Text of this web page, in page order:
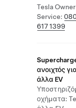
Tesla Owner
Service:
617 1399
ανοιχτός
άλλα EV
οχήματα: